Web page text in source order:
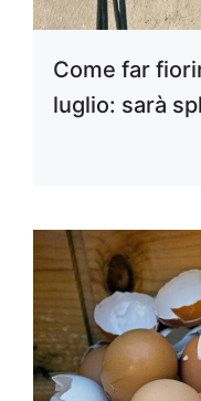
Come far
luglio: sarà